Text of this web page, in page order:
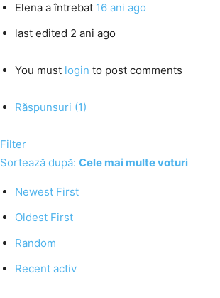
Elena a întrebat 16 ani ago
last edited 2 ani ago
You must login to post comments
Răspunsuri (1)
Filter
Sortează după: Cele mai multe voturi
Newest First
Oldest First
Random
Recent activ